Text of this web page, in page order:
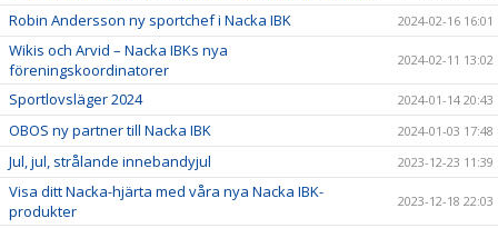
Robin Andersson ny sportchef i Nacka IBK 2024-02-16 16:01
Wikis och Arvid – Nacka IBKs nya
föreningskoordinatorer
2024-02-11 13:02
Sportlovsläger 2024 2024-01-14 20:43
OBOS ny partner till Nacka IBK 2024-01-03 17:48
Jul, jul, strålande innebandyjul 2023-12-23 11:39
Visa ditt Nacka-hjärta med våra nya Nacka IBK-
produkter
2023-12-18 22:03